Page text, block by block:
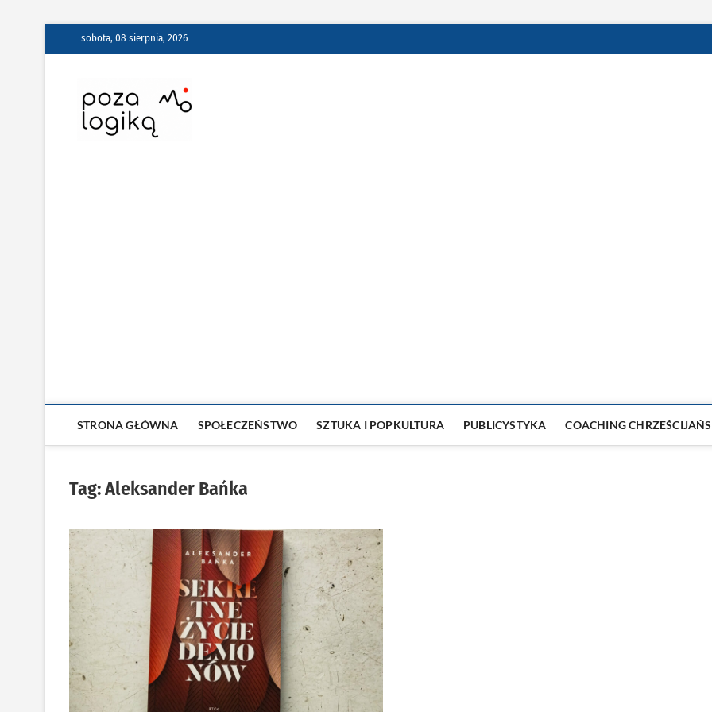
sobota, 08 sierpnia, 2026
Poza Logiką – wiara i samorozwój z duszą i
STRONA GŁÓWNA SPOŁECZEŃSTWO SZTUKA I POPKULTURA PUBLICYSTYKA COACHING
Tag:Aleksander Bańka